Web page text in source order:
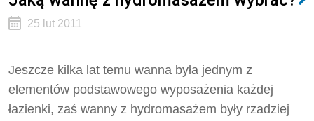
25 lut 2011
Jeszcze kilka lat temu wanna była jednym z
elementów podstawowego wyposażenia każdej
łazienki, zaś wanny z hydromasażem były rzadziej